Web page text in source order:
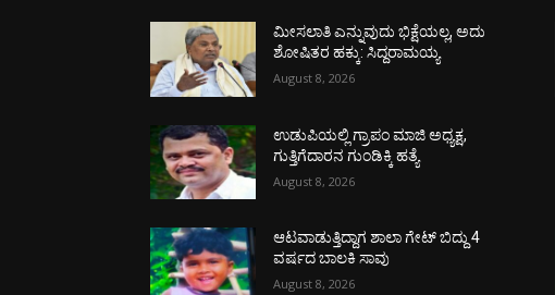
ಮೀಸಲಾತಿ ಎನ್ನುವುದು ಭಿಕ್ಷೆಯಲ್ಲ, ಅದು
ಶೋಷಿತರ ಹಕ್ಕು: ಸಿದ್ದರಾಮಯ್ಯ
August 8, 2026
ಉಡುಪಿಯಲ್ಲಿ ಗ್ರಾಪಂ ಮಾಜಿ ಅಧ್ಯಕ್ಷ,
ಗುತ್ತಿಗೆದಾರನ ಗುಂಡಿಕ್ಕಿ ಹತ್ಯೆ
August 8, 2026
ಆಟವಾಡುತ್ತಿದ್ದಾಗ ಶಾಲಾ ಗೇಟ್‌ ಬಿದ್ದು 4
ವರ್ಷದ ಬಾಲಕಿ ಸಾವು
August 8, 2026